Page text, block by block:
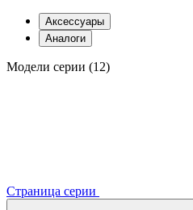
Аксессуары
Аналоги
Модели серии (12)
Страница серии